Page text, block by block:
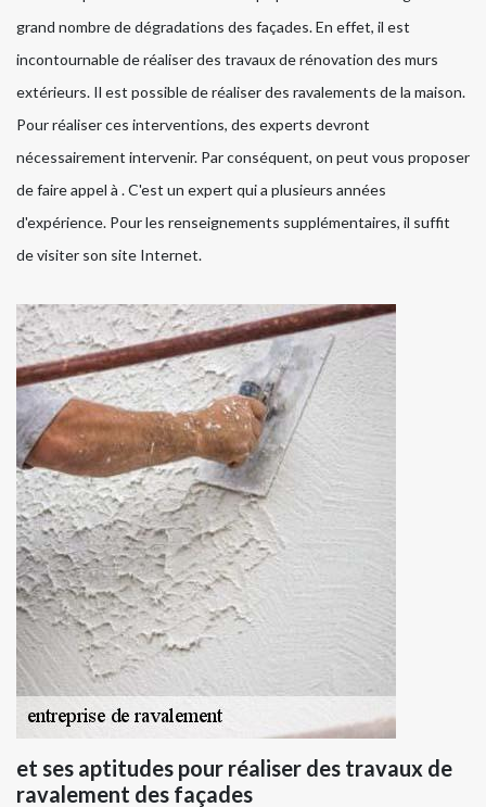
grand nombre de dégradations des façades. En effet, il est
incontournable de réaliser des travaux de rénovation des murs
extérieurs. Il est possible de réaliser des ravalements de la maison.
Pour réaliser ces interventions, des experts devront
nécessairement intervenir. Par conséquent, on peut vous proposer
de faire appel à . C'est un expert qui a plusieurs années
d'expérience. Pour les renseignements supplémentaires, il suffit
de visiter son site Internet.
et ses aptitudes pour réaliser des travaux de
ravalement des façades